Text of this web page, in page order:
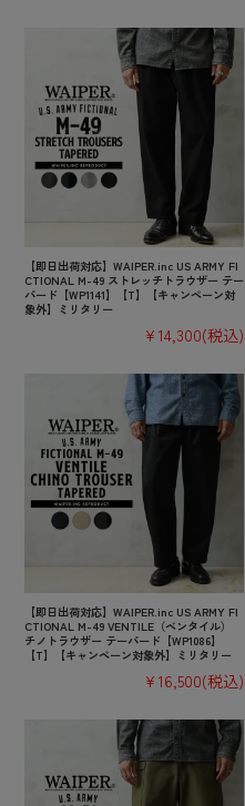
【即日出荷対応】WAIPER.inc US ARMY FI
CTIONAL M-49 ストレッチトラウザー テー
パード【WP1141】【T】【キャンペーン対
象外】ミリタリー
¥14,300(税込)
【即日出荷対応】WAIPER.inc US ARMY FI
CTIONAL M-49 VENTILE（ベンタイル）
チノトラウザー テーパード【WP1086】
【T】【キャンペーン対象外】ミリタリー
¥16,500(税込)